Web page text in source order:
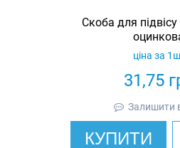
Скоба для
31,75
ціна за
Залишити
КУПИТИ